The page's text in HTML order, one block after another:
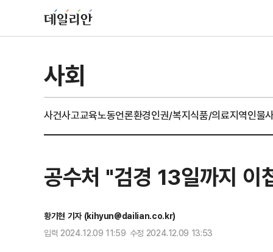
사회
사건사고교육노동언론환경인권/복지식품/의료지역인물
공수처 "검경 13일까지
황기현 기자 (kihyun@dailian.co.kr)
입력 2024.12.09 11:59 수정 2024.12.09 13:53